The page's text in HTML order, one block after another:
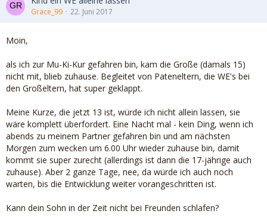
Grace_99 22. Juni 2017
Moin,
als ich zur Mu-Ki-Kur gefahren bin, kam die Große (damals 15)
nicht mit, blieb zuhause. Begleitet von Pateneltern, die WE's bei
den Großeltern, hat super geklappt.
Meine Kurze, die jetzt 13 ist, würde ich nicht allein lassen, sie
wäre komplett überfordert. Eine Nacht mal - kein Ding, wenn ich
abends zu meinem Partner gefahren bin und am nächsten
Morgen zum wecken um 6.00 Uhr wieder zuhause bin, damit
kommt sie super zurecht (allerdings ist dann die 17-jährige auch
zuhause). Aber 2 ganze Tage, nee, da würde ich auch noch
warten, bis die Entwicklung weiter vorangeschritten ist.
Kann dein Sohn in der Zeit nicht bei Freunden schlafen?